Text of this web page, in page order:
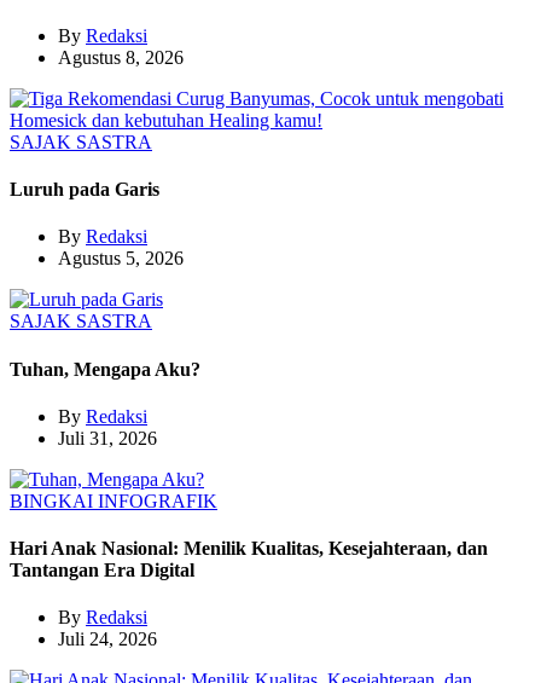
By Redaksi
Agustus 8, 2026
SAJAK SASTRA
Luruh pada Garis
By Redaksi
Agustus 5, 2026
SAJAK SASTRA
Tuhan, Mengapa Aku?
By Redaksi
Juli 31, 2026
BINGKAI INFOGRAFIK
Hari Anak Nasional: Menilik Kualitas, Kesejahteraan, dan
Tantangan Era Digital
By Redaksi
Juli 24, 2026